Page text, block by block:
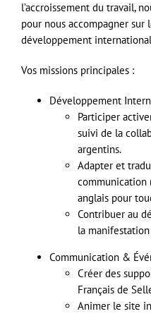
l’accroissement du travail,
pour nous accompagner
développement
Vos missions principales :
Développement
Participer
suivi de la
argentins.
Adapter et
communication
anglais pour
Contribuer au
la
Communication &
Créer des
Français de
Animer le site